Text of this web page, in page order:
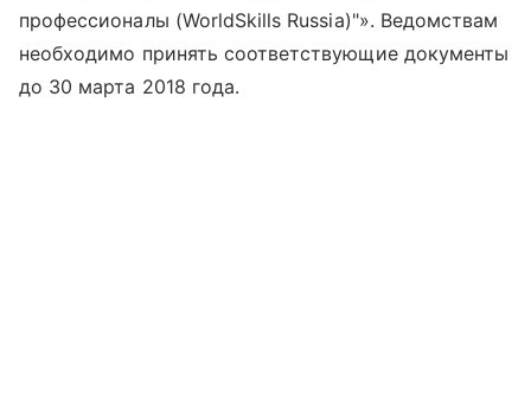
профессионалы (WorldSkills Russia)"». Ведомствам
необходимо принять соответствующие документы
до 30 марта 2018 года.